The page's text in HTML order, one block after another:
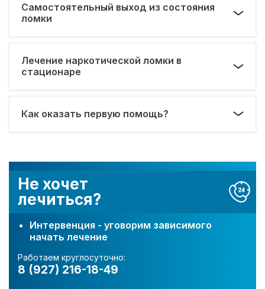
Не хочет
лечиться?
Интервенция - уговорим зависимого
начать лечение
Работаем круглосуточно:
8 (927) 216-18-49
Самостоятельный выход из состояния
ломки
Лечение наркотической ломки в
стационаре
Как оказать первую помощь?